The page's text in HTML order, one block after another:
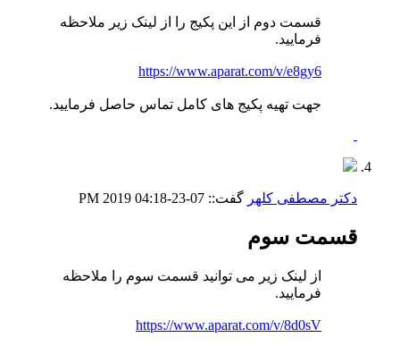
قسمت دوم از این پکیج را از لینک زیر ملاحظه
فرمایید.
https://www.aparat.com/v/e8gy6
جهت تهیه پکیج های کامل تماس حاصل فرمایید.
دکتر مصطفی کلهر گفت:: 07-23-2019
04:18 PM
قسمت سوم
از لینک زیر می توانید قسمت سوم را ملاحظه
فرمایید.
https://www.aparat.com/v/8d0sV